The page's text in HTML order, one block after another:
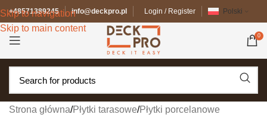
Skip to navigation
Skip to main content
+48571389245 info@deckpro.pl Login / Register Polski
0
Strona główna/Płytki tarasowe/Płytki porcelanowe